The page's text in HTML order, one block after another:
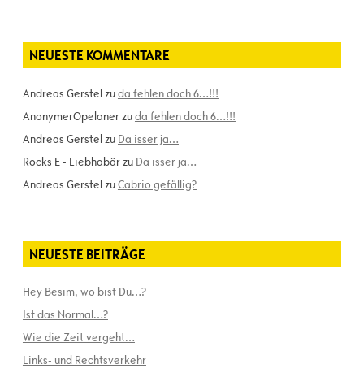
NEUESTE KOMMENTARE
Andreas Gerstelzuda fehlen doch 6…!!!
AnonymerOpelanerzuda fehlen doch 6…!!!
Andreas Gerstelzu Da isser ja…
Rocks E - Liebhabärzu Da isser ja…
Andreas GerstelzuCabrio gefällig?
NEUESTE BEITRÄGE
Hey Besim, wo bist Du…?
Ist das Normal…?
Wie die Zeit vergeht…
Links- und Rechtsverkehr